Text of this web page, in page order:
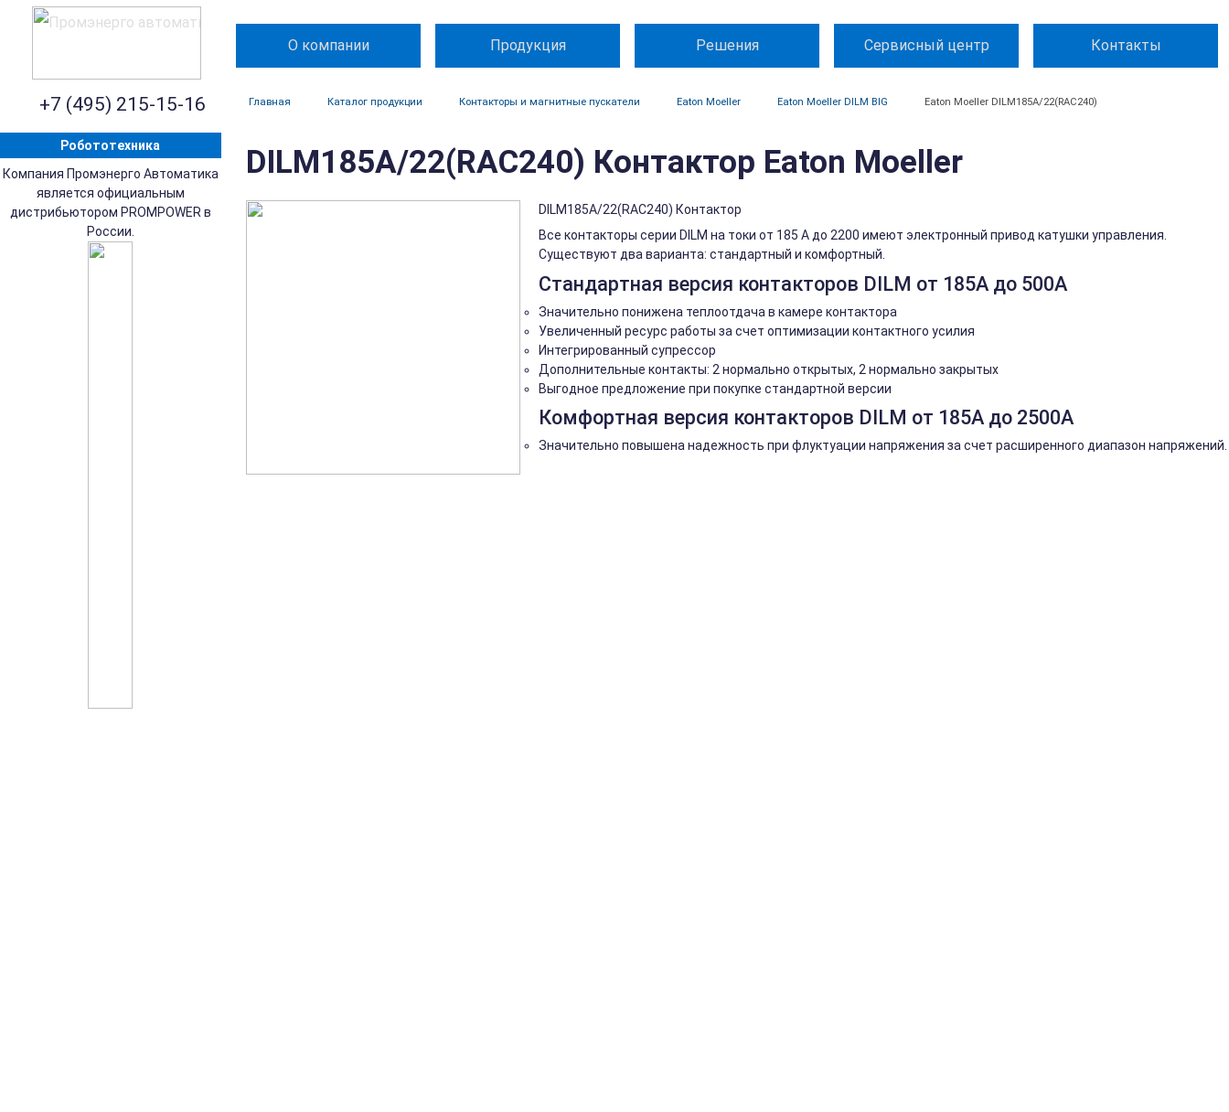
О компании Продукция Решения Сервисный центр Контакты
+7 (495) 215-15-16 Главная Каталог продукции Контакторы и магнитные пускатели Eaton Moeller Eaton Moeller DILM BIG Eaton Moeller DILM185A/22(RAC240)
Робототехника
Компания Промэнерго Автоматика
является официальным
дистрибьютором PROMPOWER в
России.
DILM185A/22(RAC240) Контактор Eaton Moeller
DILM185A/22(RAC240) Контактор
Все контакторы серии DILM на токи от 185 A до 2200 имеют электронный привод катушки управления.
Существуют два варианта: стандартный и комфортный.
Стандартная версия контакторов DILM от 185А до 500А
Значительно понижена теплоотдача в камере контактора
Увеличенный ресурс работы за счет оптимизации контактного усилия
Интегрированный супрессор
Дополнительные контакты: 2 нормально открытых, 2 нормально закрытых
Выгодное предложение при покупке стандартной версии
Комфортная версия контакторов DILM от 185А до 2500А
Значительно повышена надежность при флуктуации напряжения за счет расширенного диапазон напряжений.